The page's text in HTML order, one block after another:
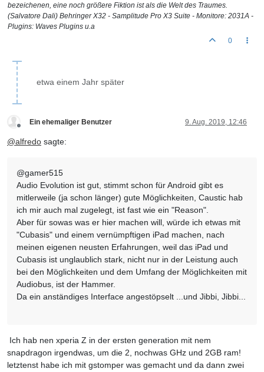
bezeichenen, eine noch größere Fiktion ist als die Welt des Traumes.
(Salvatore Dali) Behringer X32 - Samplitude Pro X3 Suite - Monitore: 2031A -
Plugins: Waves Plugins u.a
0
etwa einem Jahr später
Ein ehemaliger Benutzer 9. Aug. 2019, 12:46
@alfredo sagte:
@gamer515
Audio Evolution ist gut, stimmt schon für Android gibt es
mitlerweile (ja schon länger) gute Möglichkeiten, Caustic hab
ich mir auch mal zugelegt, ist fast wie ein "Reason".
Aber für sowas was er hier machen will, würde ich etwas mit
"Cubasis" und einem vernümpftigen iPad machen, nach
meinen eigenen neusten Erfahrungen, weil das iPad und
Cubasis ist unglaublich stark, nicht nur in der Leistung auch
bei den Möglichkeiten und dem Umfang der Möglichkeiten mit
Audiobus, ist der Hammer.
Da ein anständiges Interface angestöpselt ...und Jibbi, Jibbi...
Ich hab nen xperia Z in der ersten generation mit nem
snapdragon irgendwas, um die 2, nochwas GHz und 2GB ram!
letztenst habe ich mit gstomper was gemacht und da dann zwei